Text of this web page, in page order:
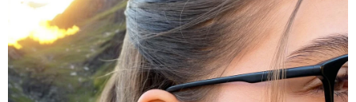
z
5
hvězdiček.